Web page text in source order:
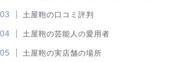
土屋鞄の口コミ評判
土屋鞄の芸能人の愛用者
土屋鞄の実店舗の場所